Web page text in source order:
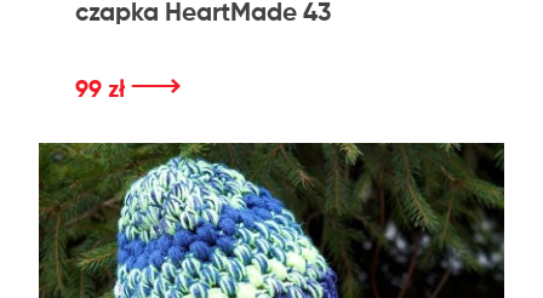
czapka HeartMade 43
99 zł ⟶